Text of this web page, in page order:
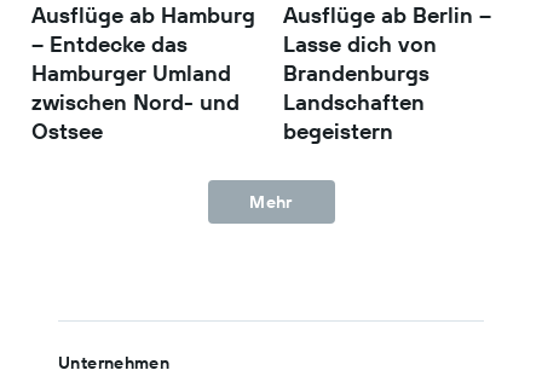
Ausflüge ab Hamburg
– Entdecke das
Hamburger Umland
zwischen Nord- und
Ostsee
Ausflüge ab Berlin –
Lasse dich von
Brandenburgs
Landschaften
begeistern
Mehr
Unternehmen